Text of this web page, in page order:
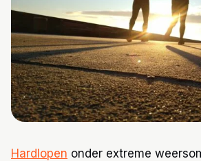
Voeding
Hardlopen onder extreme